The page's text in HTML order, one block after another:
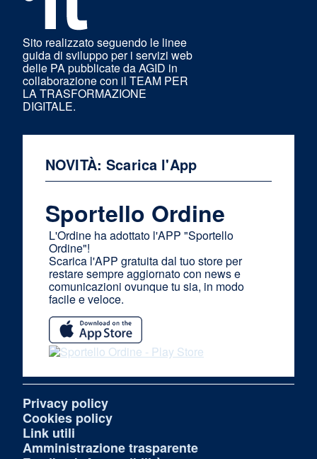
Sito realizzato seguendo le linee
guida di sviluppo per i servizi web
delle PA pubblicate da AGID in
collaborazione con il TEAM PER
LA TRASFORMAZIONE
DIGITALE.
NOVITÀ: Scarica l'App
Sportello Ordine
L'Ordine ha adottato l'APP "Sportello
Ordine"!
Scarica l'APP gratuita dal tuo store per
restare sempre aggiornato con news e
comunicazioni ovunque tu sia, in modo
facile e veloce.
Privacy policy
Cookies policy
Link utili
Amministrazione trasparente